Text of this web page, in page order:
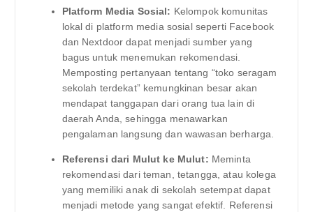
Platform Media Sosial: Kelompok komunitas
lokal di platform media sosial seperti Facebook
dan Nextdoor dapat menjadi sumber yang
bagus untuk menemukan rekomendasi.
Memposting pertanyaan tentang “toko seragam
sekolah terdekat” kemungkinan besar akan
mendapat tanggapan dari orang tua lain di
daerah Anda, sehingga menawarkan
pengalaman langsung dan wawasan berharga.
Referensi dari Mulut ke Mulut: Meminta
rekomendasi dari teman, tetangga, atau kolega
yang memiliki anak di sekolah setempat dapat
menjadi metode yang sangat efektif. Referensi